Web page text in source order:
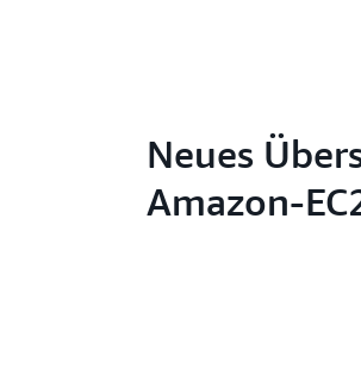
Neues
Amazon-